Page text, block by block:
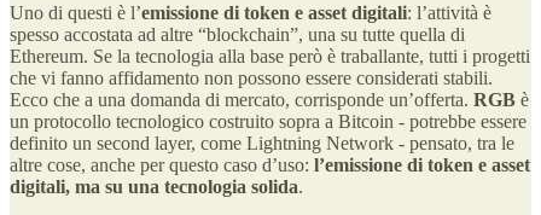
Uno di questi è l’emissione di token e asset digitali: l’attività è
spesso accostata ad altre “blockchain”, una su tutte quella di
Ethereum. Se la tecnologia alla base però è traballante, tutti i progetti
che vi fanno affidamento non possono essere considerati stabili.
Ecco che a una domanda di mercato, corrisponde un’offerta. RGB è
un protocollo tecnologico costruito sopra a Bitcoin - potrebbe essere
definito un second layer, come Lightning Network - pensato, tra le
altre cose, anche per questo caso d’uso: l’emissione di token e asset
digitali, ma su una tecnologia solida.